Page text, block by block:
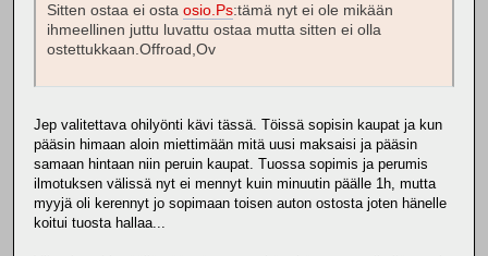
Sitten ostaa ei osta osio.Ps:tämä nyt ei ole mikään
ihmeellinen juttu luvattu ostaa mutta sitten ei olla
ostettukkaan.Offroad,Ov
Jep valitettava ohilyönti kävi tässä. Töissä sopisin kaupat ja kun
pääsin himaan aloin miettimään mitä uusi maksaisi ja pääsin
samaan hintaan niin peruin kaupat. Tuossa sopimis ja perumis
ilmotuksen välissä nyt ei mennyt kuin minuutin päälle 1h, mutta
myyjä oli kerennyt jo sopimaan toisen auton ostosta joten hänelle
koitui tuosta hallaa...